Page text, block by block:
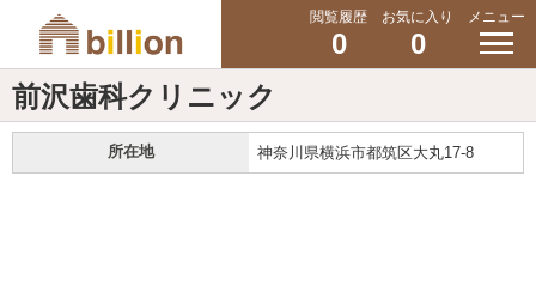
閲覧履歴
0
お気に入り
0
メニュー
前沢歯科クリニック
所在地 神奈川県横浜市都筑区大丸17-8